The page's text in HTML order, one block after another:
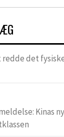
redde det
Kinas